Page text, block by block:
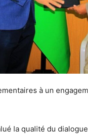
à un
la qualité du